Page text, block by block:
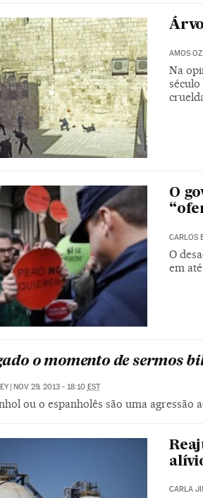
AMOS OZ
Na
O
CARLOS
O
em
o momento de sermos
| NOV 29, 2013 - 18:10 EST
ou o espanholês são uma agressão
CARLA